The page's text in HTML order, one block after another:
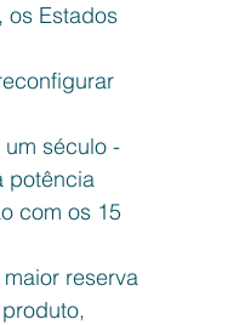
os Estados
século -
potência
com os 15
reserva